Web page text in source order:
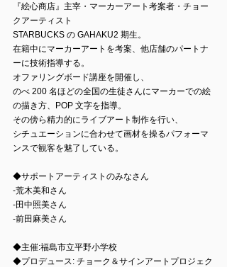
『絵心商店』主宰・マーカーアート考案者・チョー
クアーティスト
STARBUCKS の GAHAKU2 期生。
在籍中にマーカーアートを考案、他店舗のパートナ
ーに技術指導する。
オファリングボード講座を開催し、
のべ 200 名ほどの全国の生徒さんにマーカーでの絵
の描き方、POP 文字を指導。
その傍ら精力的にライブアート制作を行い、
シチュエーションに合わせて画材を操るパフォーマ
ンスで観客を魅了している。
◆サポートアーティストのみなさん
-荒木美和さん
-田中照美さん
-前田麻美さん
◆主催:福島市立平野小学校
◆プロデュース: チョーク＆サインアートプロジェク